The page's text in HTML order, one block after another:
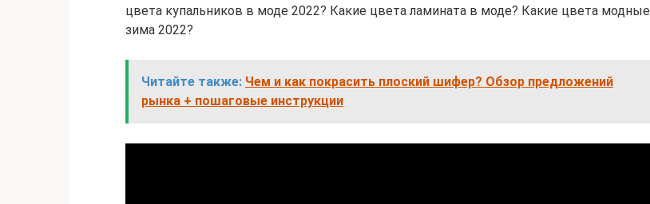
цвета купальников в моде 2022? Какие цвета ламината в моде? Какие цвета модные
зима 2022?
Читайте также: Чем и как покрасить плоский шифер? Обзор предложений
рынка + пошаговые инструкции